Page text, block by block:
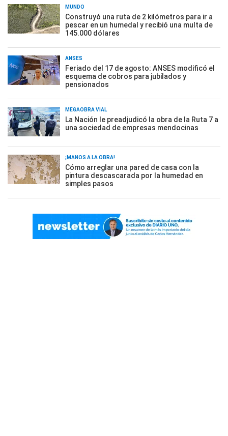
MUNDO
Construyó una ruta de 2 kilómetros para ir a
pescar en un humedal y recibió una multa de
145.000 dólares
ANSES
Feriado del 17 de agosto: ANSES modificó el
esquema de cobros para jubilados y
pensionados
MEGAOBRA VIAL
La Nación le preadjudicó la obra de la Ruta 7 a
una sociedad de empresas mendocinas
¡MANOS A LA OBRA!
Cómo arreglar una pared de casa con la
pintura descascarada por la humedad en
simples pasos